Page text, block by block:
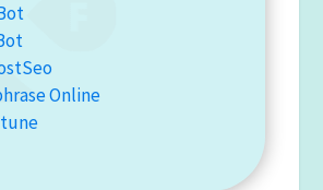
Online